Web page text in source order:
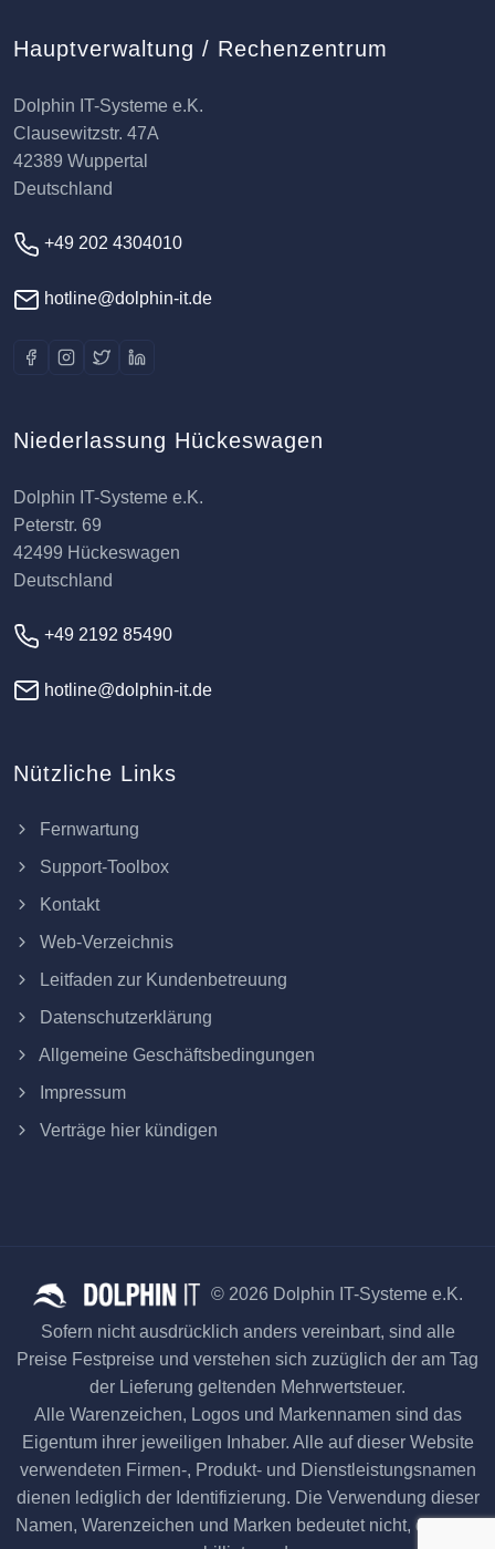
Hauptverwaltung / Rechenzentrum
Dolphin IT-Systeme e.K.
Clausewitzstr. 47A
42389 Wuppertal
Deutschland
+49 202 4304010
hotline@dolphin-it.de
Niederlassung Hückeswagen
Dolphin IT-Systeme e.K.
Peterstr. 69
42499 Hückeswagen
Deutschland
+49 2192 85490
hotline@dolphin-it.de
Nützliche Links
Fernwartung
Support-Toolbox
Kontakt
Web-Verzeichnis
Leitfaden zur Kundenbetreuung
Datenschutzerklärung
Allgemeine Geschäftsbedingungen
Impressum
Verträge hier kündigen
© 2026 Dolphin IT-Systeme e.K.
Sofern nicht ausdrücklich anders vereinbart, sind alle
Preise Festpreise und verstehen sich zuzüglich der am Tag
der Lieferung geltenden Mehrwertsteuer.
Alle Warenzeichen, Logos und Markennamen sind das
Eigentum ihrer jeweiligen Inhaber. Alle auf dieser Website
verwendeten Firmen-, Produkt- und Dienstleistungsnamen
dienen lediglich der Identifizierung. Die Verwendung dieser
Namen, Warenzeichen und Marken bedeutet nicht, dass sie